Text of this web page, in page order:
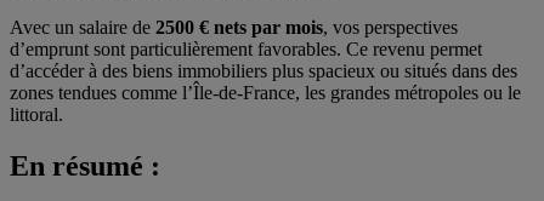
Avec un salaire de 2500 € nets par mois, vos perspectives
d’emprunt sont particulièrement favorables. Ce revenu permet
d’accéder à des biens immobiliers plus spacieux ou situés dans des
zones tendues comme l’Île-de-France, les grandes métropoles ou le
littoral.
En résumé :